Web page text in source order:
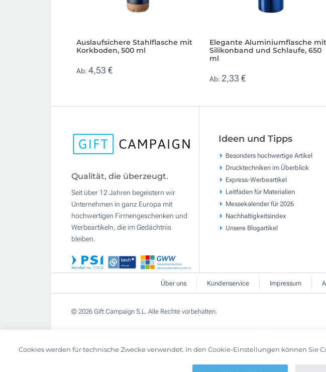
Auslaufsichere Stahlflasche mit
Korkboden, 500 ml
Ab: 4,53 €
Elegante Aluminiumflasche mit
Silikonband und Schlaufe, 650
ml
Ab: 2,33 €
Qualität, die überzeugt.
Seit über 12 Jahren begeistern wir
Unternehmen in ganz Europa mit
hochwertigen Firmengeschenken und
Werbeartikeln, die im Gedächtnis
bleiben.
Ideen und Tipps
Besonders hochwertige Artikel
Drucktechniken im Überblick
Express-Werbeartikel
Leitfaden für Materialien
Messekalender für 2026
Nachhaltigkeitsindex
Unsere Blogartikel
Über uns Kundenservice Impressum
© 2026 Gift Campaign S.L. Alle Rechte vorbehalten.
Cookies werden für technische Zwecke verwendet. In den Cookie-Einstellungen können